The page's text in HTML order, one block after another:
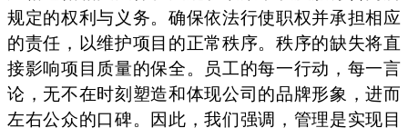
规定的权利与义务。确保依法行使职权并承担相应
的责任，以维护项目的正常秩序。秩序的缺失将直
接影响项目质量的保全。员工的每一行动，每一言
论，无不在时刻塑造和体现公司的品牌形象，进而
左右公众的口碑。因此，我们强调，管理是实现目